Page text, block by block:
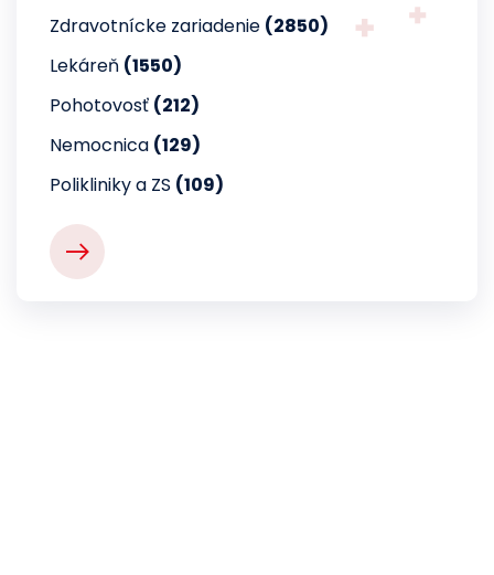
Zdravotnícke zariadenie (2850)
Lekáreň (1550)
Pohotovosť (212)
Nemocnica (129)
Polikliniky a ZS (109)